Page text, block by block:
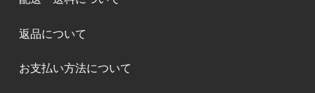
返品について
お支払い方法について